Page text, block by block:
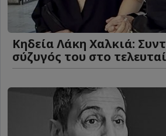
Κηδεία Λάκη Χαλκιά:
σύζυγός του στο